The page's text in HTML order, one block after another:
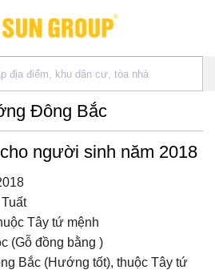
Đông Bắc
người sinh năm 2018
Tây tứ mệnh
(Gỗ đồng bằng )
Bắc (Hướng tốt), thuộc Tây tứ